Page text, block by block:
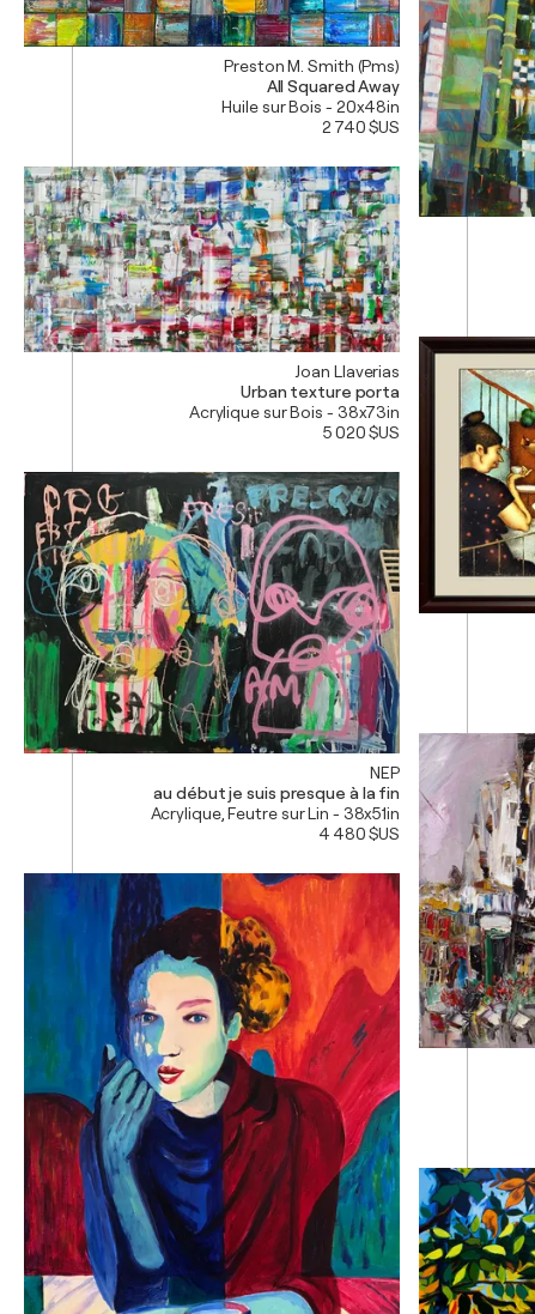
Preston M. Smith (Pms)
All Squared Away
Huile sur Bois - 20x48in
2 740 $US
Joan Llaverias
Urban texture porta
Acrylique sur Bois - 38x73in
5 020 $US
NEP
au début je suis presque à la fin
Acrylique, Feutre sur Lin - 38x51in
4 480 $US